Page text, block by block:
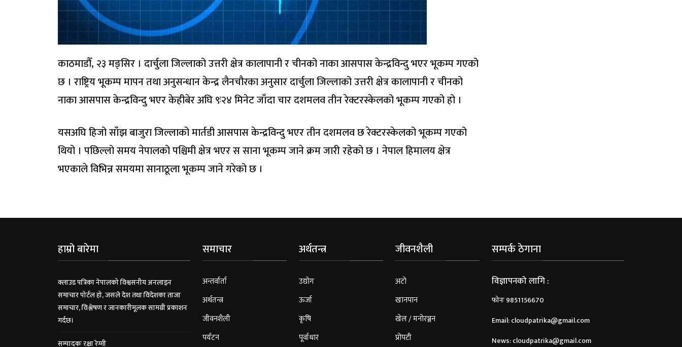
काठमाडौँ, २३ मङ्सिर । दार्चुला जिल्लाको उत्तरी क्षेत्र कालापानी र चीनको नाका आसपास केन्द्रविन्दु भएर भूकम्प गएको
छ । राष्ट्रिय भूकम्प मापन तथा अनुसन्धान केन्द्र लैनचौरका अनुसार दार्चुला जिल्लाको उत्तरी क्षेत्र कालापानी र चीनको
नाका आसपास केन्द्रविन्दु भएर केहीबेर अघि ९ः२४ मिनेट जाँदा चार दशमलव तीन रेक्टरस्केलको भूकम्प गएको हो ।
यसअघि हिजो साँझ बाजुरा जिल्लाको मार्तडी आसपास केन्द्रविन्दु भएर तीन दशमलव छ रेक्टरस्केलको भूकम्प गएको
थियो । पछिल्लो समय नेपालको पश्चिमी क्षेत्र भएर स साना भूकम्प जाने क्रम जारी रहेको छ । नेपाल हिमालय क्षेत्र
भएकाले विभिन्न समयमा सानाठूला भूकम्प जाने गरेको छ ।
हाम्रो बारेमा
क्लाउड पत्रिका नेपालको विश्वसनीय अनलाइन
समाचार पोर्टल हो, जसले देश तथा विदेशका ताजा
समाचार, विश्लेषण र जानकारीमूलक सामग्री प्रकाशन
गर्दछ।
सम्पादकः रक्षा रेग्मी
समाचार
अन्तर्वार्ता
अर्थतन्त्र
जीवनशैली
पर्यटन
अर्थतन्त्र
उद्योग
ऊर्जा
कृषि
पूर्वाधार
जीवनशैली
अटो
खानपान
खेल / मनोरञ्जन
प्रोपटी
सम्पर्क ठेगाना
विज्ञापनको लागि :
फोनः 9851156670
Email:cloudpatrika@gmail.com
News:cloudpatrika@gmail.com